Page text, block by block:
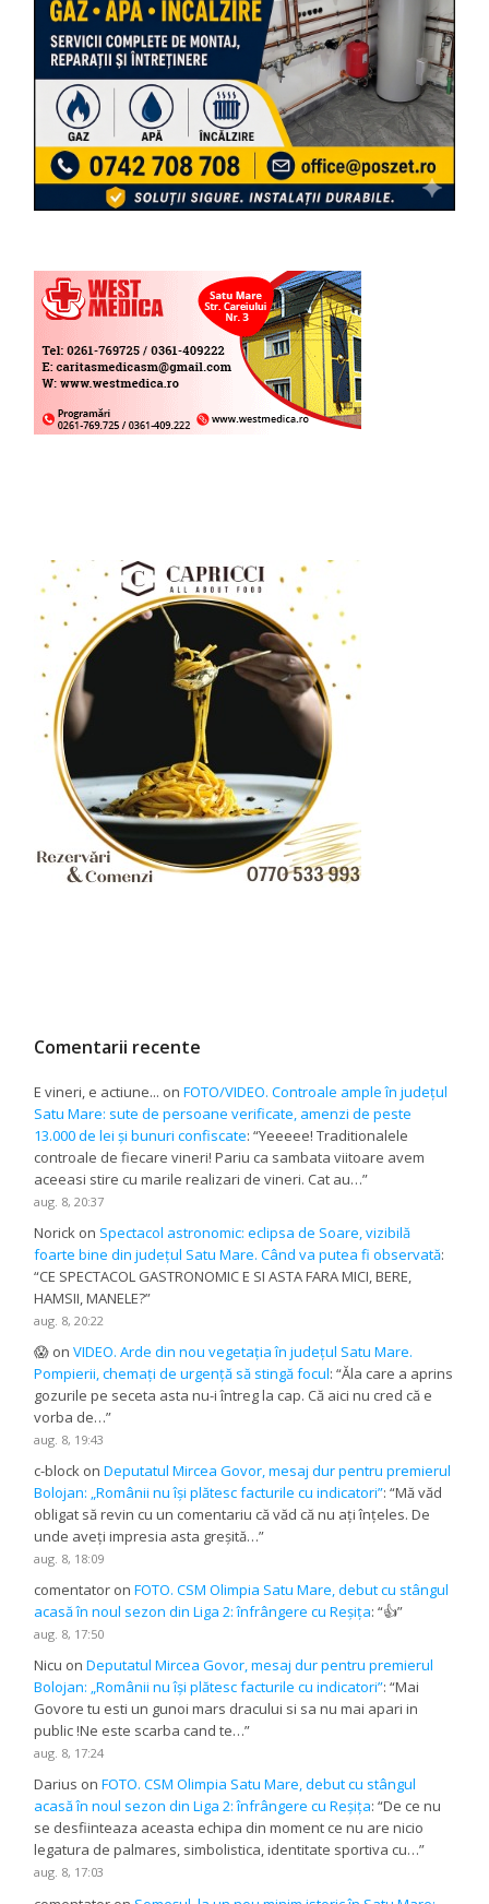
Comentarii recente
E vineri, e actiune... onFOTO/VIDEO. Controale ample în județul
Satu Mare: sute de persoane verificate, amenzi de peste
13.000 de lei și bunuri confiscate: “Yeeeee! Traditionalele
controale de fiecare vineri! Pariu ca sambata viitoare avem
aceeasi stire cu marile realizari de vineri. Cat au…”
aug. 8, 20:37
Norick on Spectacol astronomic: eclipsa de Soare, vizibilă
foarte bine din județul Satu Mare. Când va putea fi observată:
“CE SPECTACOL GASTRONOMIC E SI ASTA FARA MICI, BERE,
HAMSII, MANELE?”
aug. 8, 20:22
😱 onVIDEO. Arde din nou vegetația în județul Satu Mare.
Pompierii, chemați de urgență să stingă focul: “Ăla care a aprins
gozurile pe seceta asta nu-i întreg la cap. Că aici nu cred că e
vorba de…”
aug. 8, 19:43
c-block onDeputatul Mircea Govor, mesaj dur pentru premierul
Bolojan: „Românii nu își plătesc facturile cu indicatori”: “Mă văd
obligat să revin cu un comentariu că văd că nu ați înțeles. De
unde aveți impresia asta greșită…”
aug. 8, 18:09
comentator onFOTO. CSM Olimpia Satu Mare, debut cu stângul
acasă în noul sezon din Liga 2: înfrângere cu Reșița: “👍”
aug. 8, 17:50
Nicu onDeputatul Mircea Govor, mesaj dur pentru premierul
Bolojan: „Românii nu își plătesc facturile cu indicatori”: “Mai
Govore tu esti un gunoi mars dracului si sa nu mai apari in
public !Ne este scarba cand te…”
aug. 8, 17:24
Darius onFOTO. CSM Olimpia Satu Mare, debut cu stângul
acasă în noul sezon din Liga 2: înfrângere cu Reșița: “De ce nu
se desfiinteaza aceasta echipa din moment ce nu are nicio
legatura de palmares, simbolistica, identitate sportiva cu…”
aug. 8, 17:03